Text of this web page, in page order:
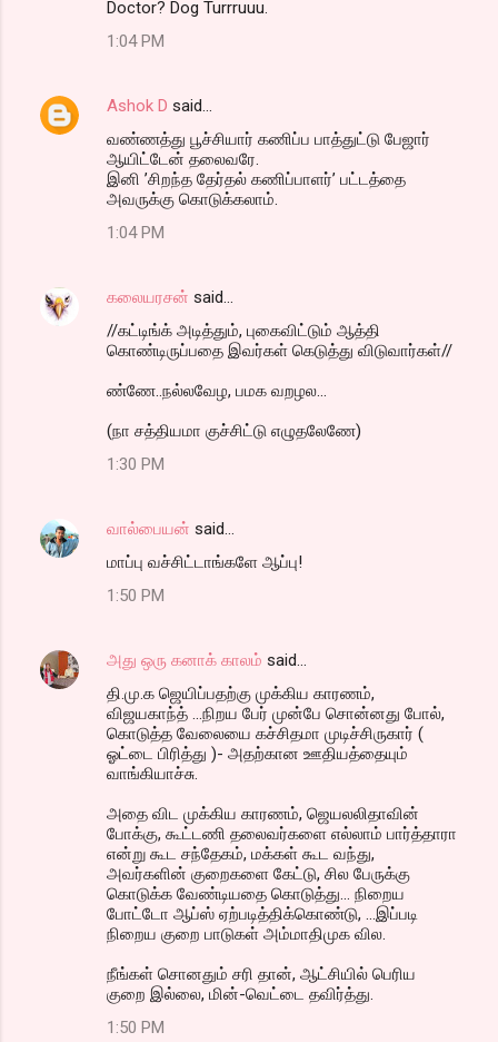
Doctor? Dog Turrruuu.
1:04 PM
Ashok D said…
வண்ணத்து பூச்சியார் கணிப்ப பாத்துட்டு பேஜார்
ஆயிட்டேன் தலைவரே.
இனி ’சிறந்த தேர்தல் கணிப்பாளர்’ பட்டத்தை
அவருக்கு கொடுக்கலாம்.
1:04 PM
கலையரசன் said…
//கட்டிங்க் அடித்தும், புகைவிட்டும் ஆத்தி
கொண்டிருப்பதை இவர்கள் கெடுத்து விடுவார்கள்//
ண்ணே..நல்லவேழ, பமக வறழல...
(நா சத்தியமா குச்சிட்டு எழுதலேணே)
1:30 PM
வால்பையன் said…
மாப்பு வச்சிட்டாங்களே ஆப்பு!
1:50 PM
அது ஒரு கனாக் காலம் said…
தி.மு.க ஜெயிப்பதற்கு முக்கிய காரணம்,
விஜயகாந்த் ...நிறய பேர் முன்பே சொன்னது போல்,
கொடுத்த வேலையை கச்சிதமா முடிச்சிருகார் (
ஓட்டை பிரித்து )- அதற்கான ஊதியத்தையும்
வாங்கியாச்சு.
அதை விட முக்கிய காரணம், ஜெயலலிதாவின்
போக்கு, கூட்டணி தலைவர்களை எல்லாம் பார்த்தாரா
என்று கூட சந்தேகம், மக்கள் கூட வந்து,
அவர்களின் குறைகளை கேட்டு, சில பேருக்கு
கொடுக்க வேண்டியதை கொடுத்து... நிறைய
போட்டோ ஆப்ஸ் ஏற்படித்திக்கொண்டு, ...இப்படி
நிறைய குறை பாடுகள் அம்மாதிமுக வில.
நீங்கள் சொனதும் சரி தான், ஆட்சியில் பெரிய
குறை இல்லை, மின்-வெட்டை தவிர்த்து.
1:50 PM